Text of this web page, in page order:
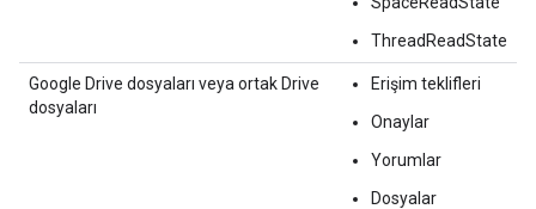
ThreadReadState
Google Drive dosyaları veya ortak Drive
dosyaları
Erişim teklifleri
Onaylar
Yorumlar
Dosyalar